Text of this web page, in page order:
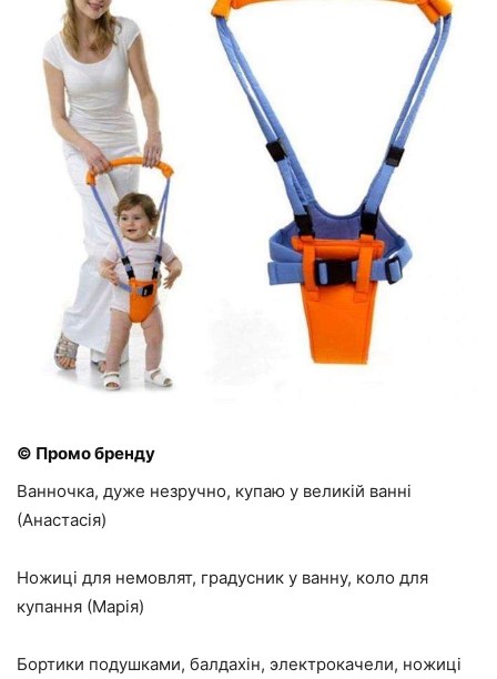
© Промо бренду
Ванночка, дуже незручно, купаю у великій ванні
(Анастасія)
Ножиці для немовлят, градусник у ванну, коло для
купання (Марія)
Бортики подушками, балдахін, электрокачели, ножиці